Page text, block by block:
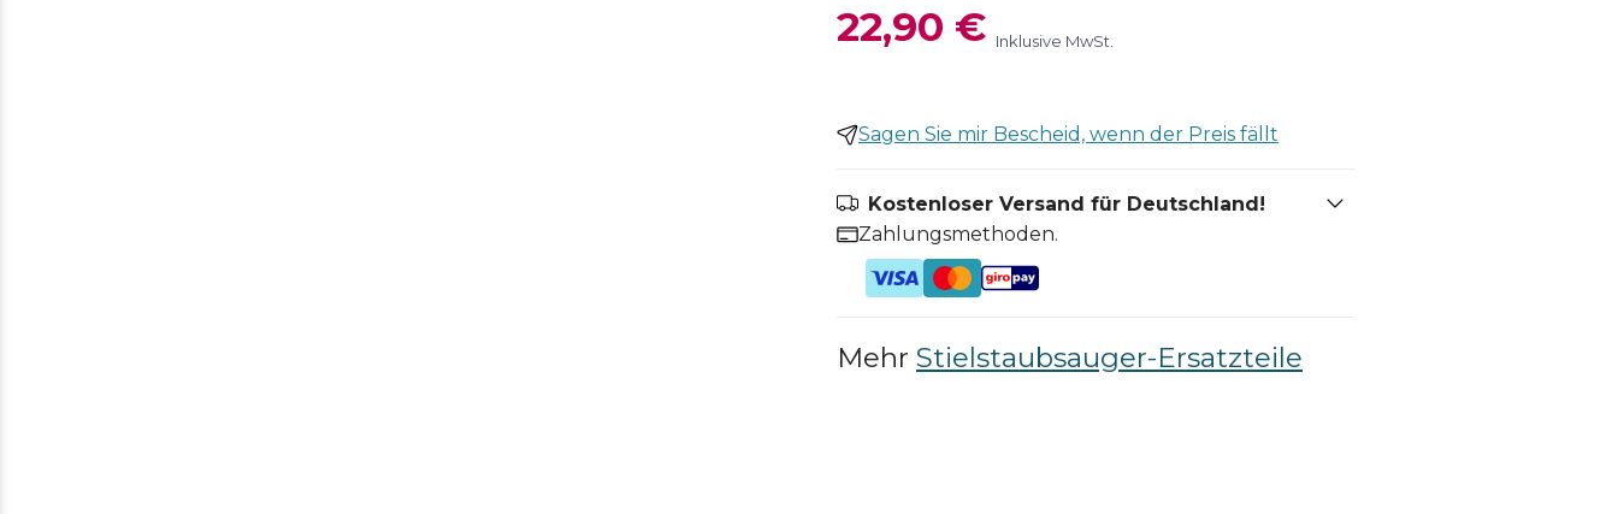
22,90 € Inklusive MwSt.
Sagen Sie mir Bescheid, wenn der Preis fällt
Kostenloser Versand für Deutschland!
Zahlungsmethoden.
Mehr Stielstaubsauger-Ersatzteile